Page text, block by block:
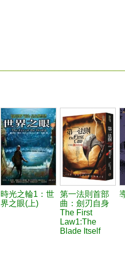
時光之輪1：世
界之眼(上)
第一法則首部
曲：劍刃自身
The First
Law1:The
Blade Itself